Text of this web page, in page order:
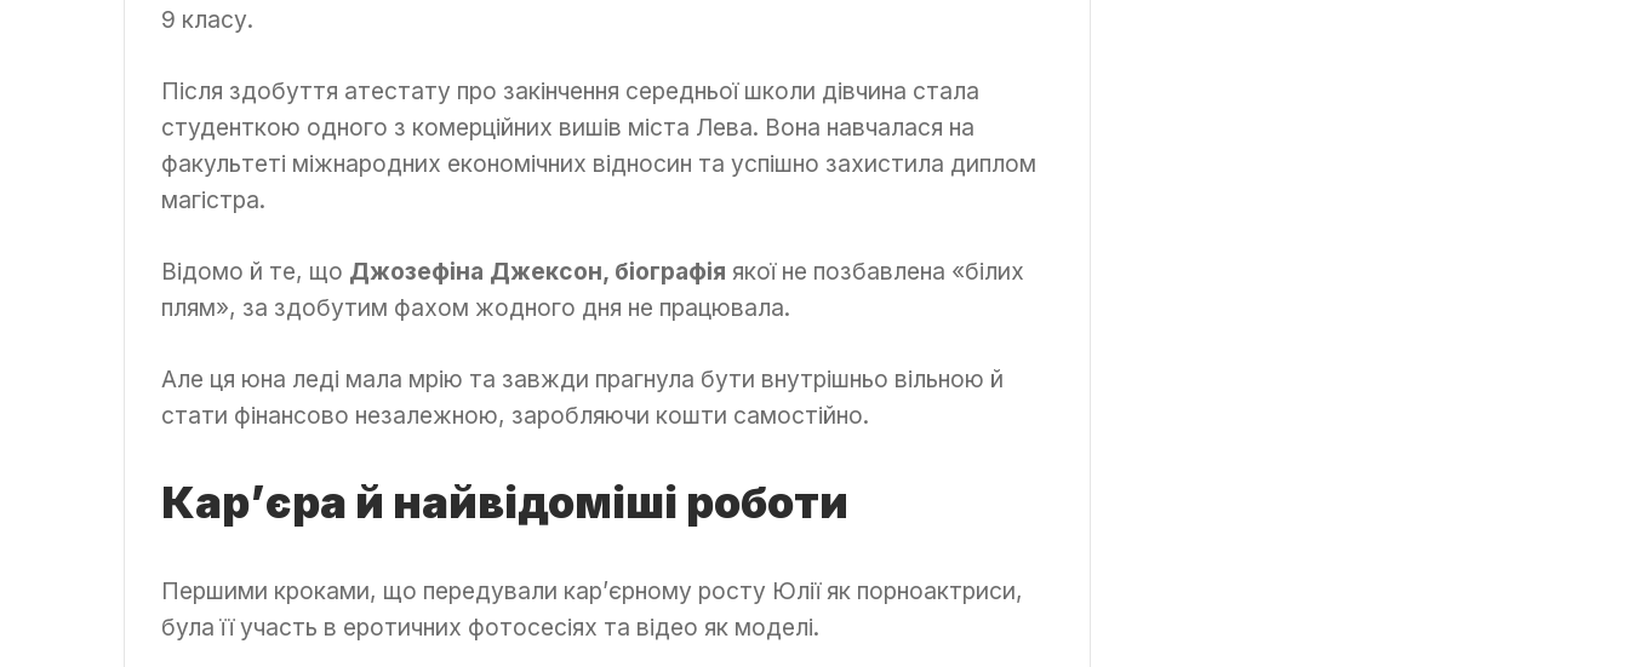
9 класу.
Після здобуття атестату про закінчення середньої школи дівчина стала
студенткою одного з комерційних вишів міста Лева. Вона навчалася на
факультеті міжнародних економічних відносин та успішно захистила диплом
магістра.
Відомо й те, що Джозефіна Джексон, біографія якої не позбавлена «білих
плям», за здобутим фахом жодного дня не працювала.
Але ця юна леді мала мрію та завжди прагнула бути внутрішньо вільною й
стати фінансово незалежною, заробляючи кошти самостійно.
Кар’єра й найвідоміші роботи
Першими кроками, що передували кар’єрному росту Юлії як порноактриси,
була її участь в еротичних фотосесіях та відео як моделі.